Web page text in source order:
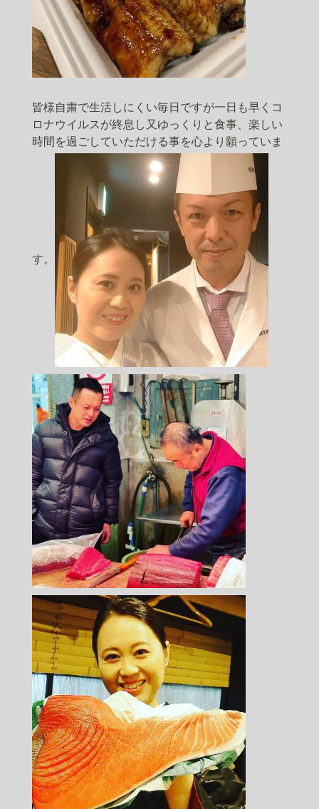
皆様自粛で生活しにくい毎日ですが一日も早くコ
ロナウイルスが終息し又ゆっくりと食事、楽しい
時間を過ごしていただける事を心より願っていま
す。